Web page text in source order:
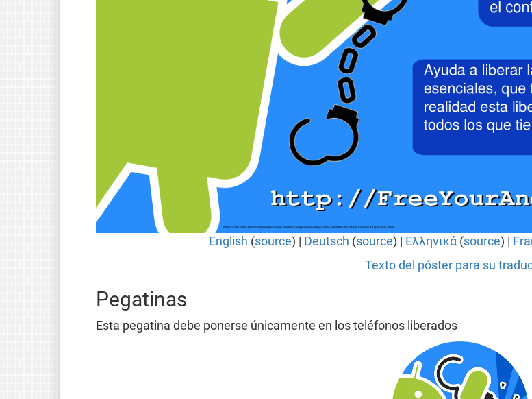
English (source) | Deutsch (source) | Ελληνικά(source) |
Texto del póster para su
Pegatinas
Esta pegatina debe ponerse únicamente en los teléfonos liberados